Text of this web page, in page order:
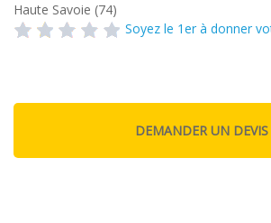
Haute Savoie (74)
Soyez le 1er à donner